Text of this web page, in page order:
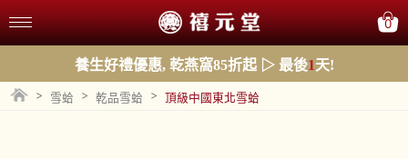
0
養生好禮優惠, 乾燕窩85折起 ▷ 最後1天!
> 雪蛤 > 乾品雪蛤 > 頂級中國東北雪蛤